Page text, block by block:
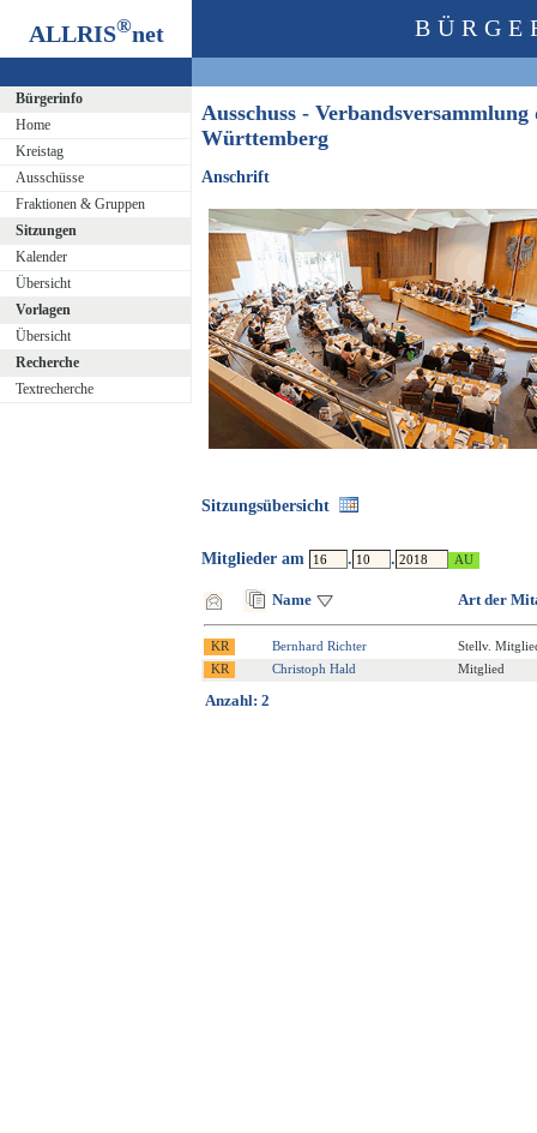
ALLRIS®net
Bürgerinfo
Home
Kreistag
Ausschüsse
Fraktionen & Gruppen
Sitzungen
Kalender
Übersicht
Vorlagen
Übersicht
Recherche
Textrecherche
Ausschuss -
Württemberg
Anschrift
Sitzungsübersicht
Mitglieder am . .
Name Art der
Bernhard Richter
Stellv.
Christoph Hald
Mitglied
Anzahl: 2